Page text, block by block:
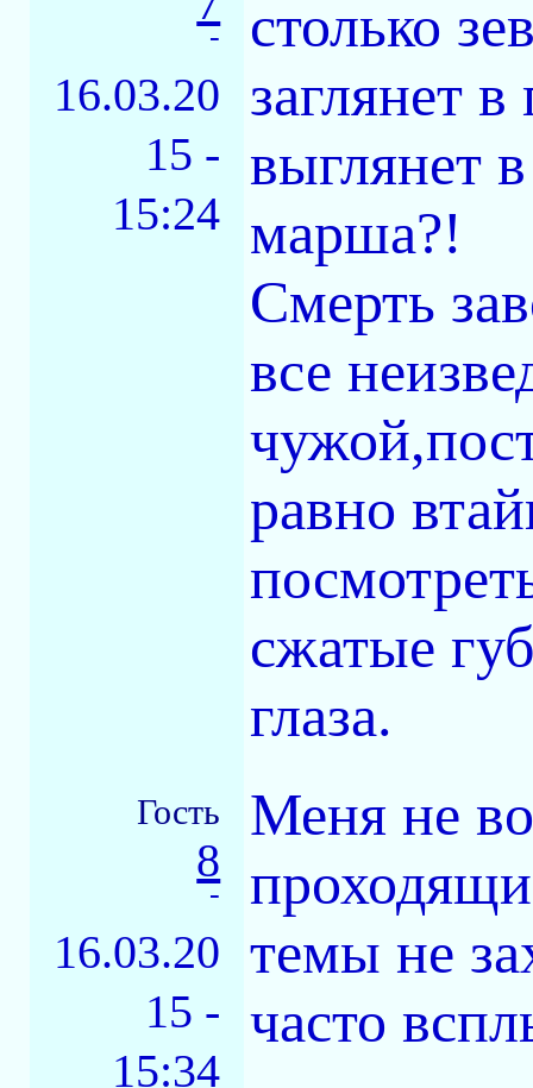
-
16.03.20
15 -
15:24
столько
заглянет
выглянет
марша?!
Смерть
все
равно
сжатые
глаза.
Гость
8
-
16.03.20
15 -
15:34
Меня не
темы не
часто